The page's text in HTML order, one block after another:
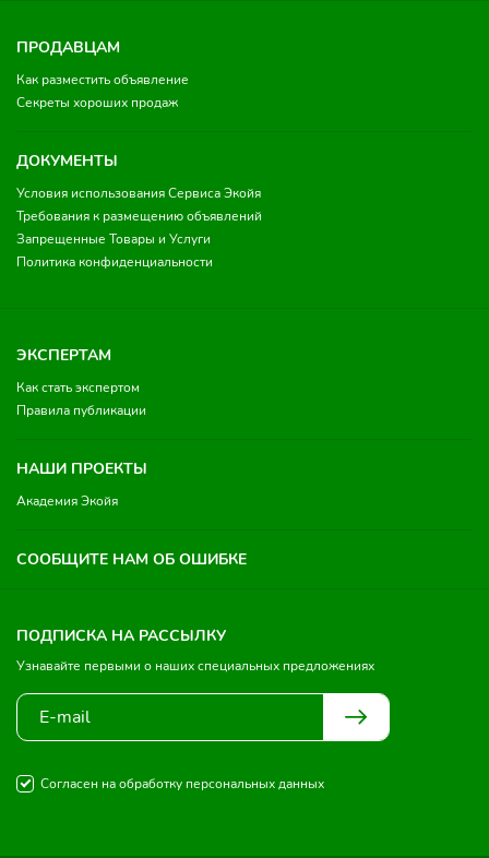
ПРОДАВЦАМ
Как разместить объявление
Секреты хороших продаж
ДОКУМЕНТЫ
Условия использования Сервиса Экойя
Требования к размещению объявлений
Запрещенные Товары и Услуги
Политика конфиденциальности
ЭКСПЕРТАМ
Как стать экспертом
Правила публикации
НАШИ ПРОЕКТЫ
Академия Экойя
СООБЩИТЕ НАМ ОБ ОШИБКЕ
ПОДПИСКА НА РАССЫЛКУ
Узнавайте первыми о наших специальных предложениях
Согласен на обработку персональных данных